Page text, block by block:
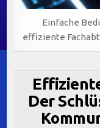
Einfache
effiziente
Der